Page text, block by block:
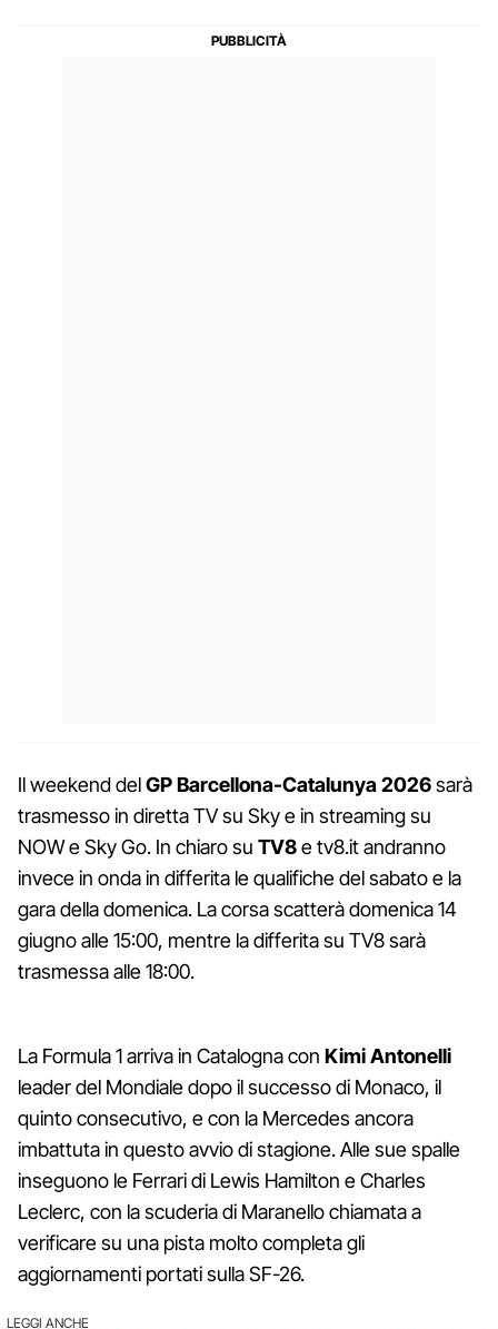
Il weekend delGP Barcellona-Catalunya 2026sarà
trasmesso in diretta TV su Sky e in streaming su
NOW e Sky Go. In chiaro su TV8e tv8.it andranno
invece in onda in differita le qualifiche del sabato e la
gara della domenica. La corsa scatterà domenica 14
giugno alle 15:00, mentre la differita su TV8 sarà
trasmessa alle 18:00.
La Formula 1 arriva in Catalogna con Kimi Antonelli
leader del Mondiale dopo il successo di Monaco, il
quinto consecutivo, e con la Mercedes ancora
imbattuta in questo avvio di stagione. Alle sue spalle
inseguono le Ferrari di Lewis Hamilton e Charles
Leclerc, con la scuderia di Maranello chiamata a
verificare su una pista molto completa gli
aggiornamenti portati sulla SF-26.
LEGGI ANCHE